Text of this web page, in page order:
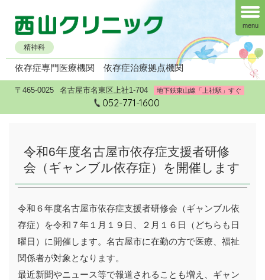
精神科
依存症専門医療機関 依存症治療拠点機関
〒465-0025 名古屋市名東区上社1-704 地下鉄東山線「上社駅」すぐ
052-771-1600
menu
令和6年度名古屋市依存症支援者研修
会（ギャンブル依存症）を開催します
令和６年度名古屋市依存症支援者研修会（ギャンブル依
存症）を令和７年１月１９日、２月１６日（どちらも日
曜日）に開催します。名古屋市に在勤の方で医療、福祉
関係者が対象となります。
最近新聞やニュース等で報道されることも増え、ギャン